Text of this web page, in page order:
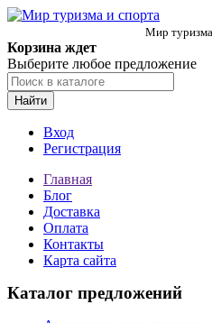
Мир
Корзина ждет
Выберите любое предложение
Найти
Вход
Регистрация
Главная
Блог
Доставка
Оплата
Контакты
Карта сайта
Каталог предложений